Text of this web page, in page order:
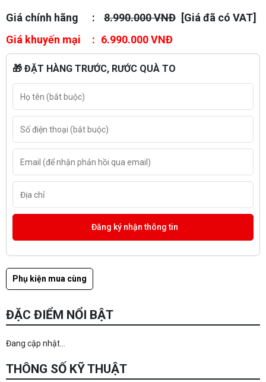
Giá chính hãng 8.990.000 VNĐ [Giá đã có VAT]
Giá khuyến mại
6.990.000 VNĐ
🎁 ĐẶT HÀNG TRƯỚC, RƯỚC QUÀ TO
Phụ kiện mua cùng
ĐẶC ĐIỂM NỔI BẬT
Đang cập nhật...
THÔNG SỐ KỸ THUẬT